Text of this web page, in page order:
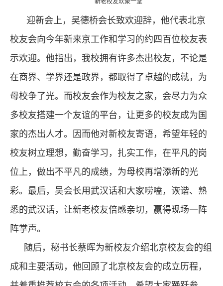
新老校友欢聚一堂
迎新会上，吴德桥会长致欢迎辞，他代表北京
校友会向今年新来京工作和学习的约四百位校友表
示欢迎。他指出，我校拥有许多杰出校友，不论是
在商界、学界还是政界，都取得了卓越的成就，为
母校争了光。而校友会作为校友之家，会尽力为众
多校友搭建一个友谊的平台，让更多的校友成为国
家的杰出人才。因而他对新校友寄语，希望年轻的
校友树立理想，勤奋学习，扎实工作，在平凡的岗
位上，做出不平凡的成绩，为母校再增添新的光
彩。最后，吴会长用武汉话和大家唠嗑，诙谐、熟
悉的武汉话，让新老校友倍感亲切，赢得现场一阵
阵掌声。
随后，秘书长蔡晖为新校友介绍北京校友会的组
成和主要活动，他回顾了北京校友会的成立历程，